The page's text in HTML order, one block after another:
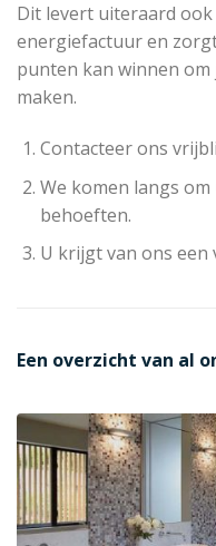
Dit levert uiteraard
energiefactuur en
punten kan winnen
maken.
Contacteer ons
We komen langs
behoeften.
U krijgt van ons
Een overzicht van al